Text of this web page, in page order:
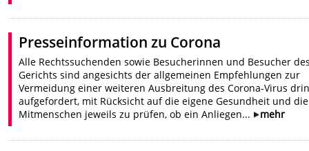
Presseinformation zu Corona
Alle Rechtssuchenden sowie Besucherinnen und Besucher
Gerichts sind angesichts der allgemeinen Empfehlungen zur
Vermeidung einer weiteren Ausbreitung des Corona-Virus
aufgefordert, mit Rücksicht auf die eigene Gesundheit und
Mitmenschen jeweils zu prüfen, ob ein Anliegen...
mehr